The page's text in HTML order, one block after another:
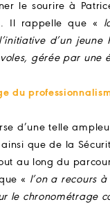
le sourire à
Il rappelle que «
d’un
gérée par une
du
d’une telle
que de la
au long du
« l’on a recours
le chronométrage